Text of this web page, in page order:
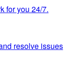
for you 24/7.
resolve issues